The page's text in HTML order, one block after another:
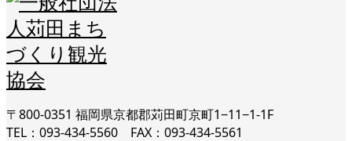
〒800-0351 福岡県京都郡苅田町京町1−11−1-1F
TEL：093-434-5560 FAX：093-434-5561